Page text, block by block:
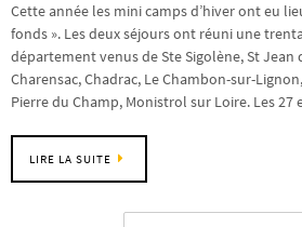
Cette année les mini camps d’hiver ont eu
fonds ». Les deux séjours ont réuni une
département venus de Ste Sigolène, St Jean
Charensac, Chadrac, Le Chambon-sur-
Pierre du Champ, Monistrol sur Loire. Les 27
LIRE LA SUITE